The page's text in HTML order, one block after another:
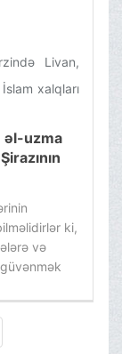
Livan,
xalqları
onun
heç
və
bayrağı
qalacaq
əl-uzma
bağlı
ki,
və
və başa